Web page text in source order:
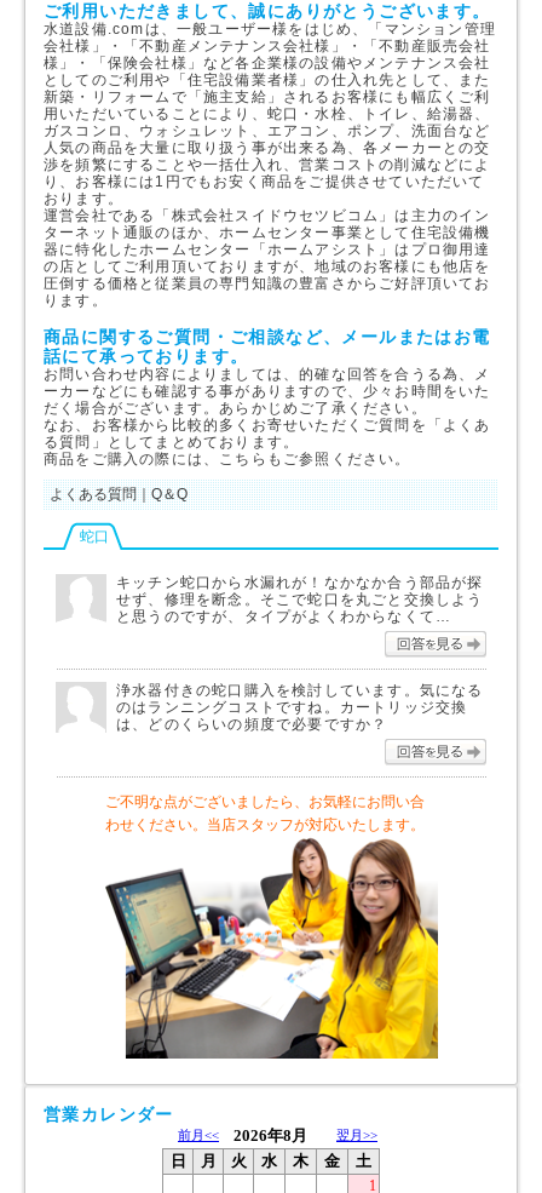
ご利用いただきまして、誠にありがとうございます。
水道設備.comは、一般ユーザー様をはじめ、「マンション管理
会社様」・「不動産メンテナンス会社様」・「不動産販売会社
様」・「保険会社様」など各企業様の設備やメンテナンス会社
としてのご利用や「住宅設備業者様」の仕入れ先として、また
新築・リフォームで「施主支給」されるお客様にも幅広くご利
用いただいていることにより、蛇口・水栓、トイレ、給湯器、
ガスコンロ、ウォシュレット、エアコン、ポンプ、洗面台など
人気の商品を大量に取り扱う事が出来る為、各メーカーとの交
渉を頻繁にすることや一括仕入れ、営業コストの削減などによ
り、お客様には1円でもお安く商品をご提供させていただいて
おります。
運営会社である「株式会社スイドウセツビコム」は主力のイン
ターネット通販のほか、ホームセンター事業として住宅設備機
器に特化したホームセンター「ホームアシスト」はプロ御用達
の店としてご利用頂いておりますが、地域のお客様にも他店を
圧倒する価格と従業員の専門知識の豊富さからご好評頂いてお
ります。
商品に関するご質問・ご相談など、メールまたはお電
話にて承っております。
お問い合わせ内容によりましては、的確な回答を合うる為、メ
ーカーなどにも確認する事がありますので、少々お時間をいた
だく場合がございます。あらかじめご了承ください。
なお、お客様から比較的多くお寄せいただくご質問を「よくあ
る質問」としてまとめております。
商品をご購入の際には、こちらもご参照ください。
よくある質問｜Q＆Q
蛇口
キッチン蛇口から水漏れが！なかなか合う部品が探
せず、修理を断念。そこで蛇口を丸ごと交換しよう
と思うのですが、タイプがよくわからなくて…
浄水器付きの蛇口購入を検討しています。気になる
のはランニングコストですね。カートリッジ交換
は、どのくらいの頻度で必要ですか？
ご不明な点がございましたら、お気軽にお問い合
わせください。当店スタッフが対応いたします。
営業カレンダー